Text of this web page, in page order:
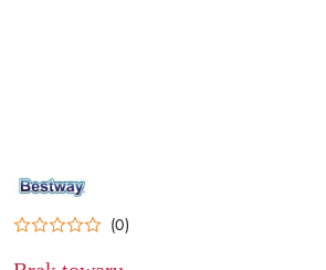
NAZWA
PRODUCENTA:
(0)